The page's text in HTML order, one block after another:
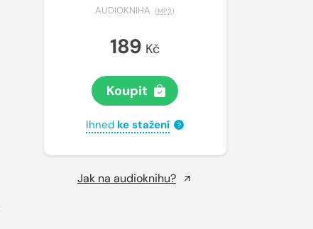
AUDIOKNIHA (MP3)
189 Kč
Koupit
Ihned ke stažení ?
Jak na audioknihu?